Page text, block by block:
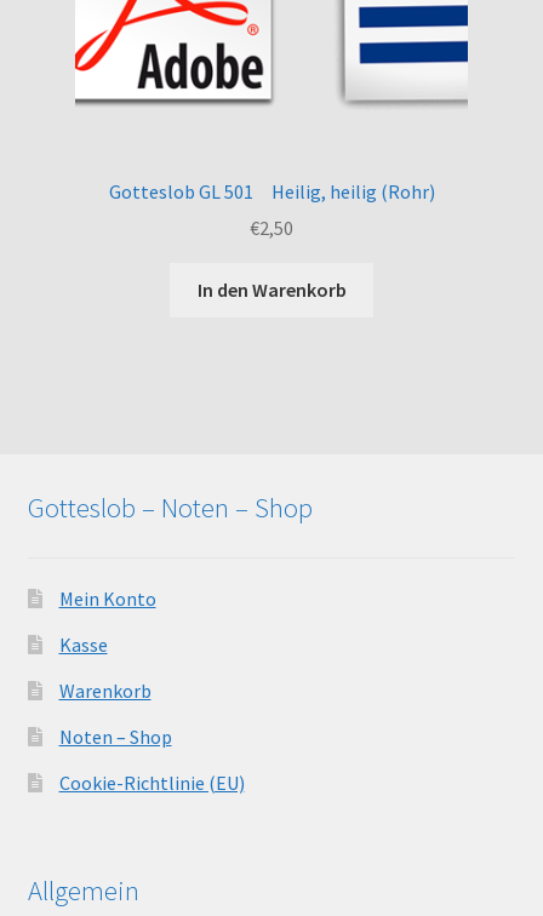
Gotteslob GL 501 Heilig, heilig (Rohr)
€2,50
In den Warenkorb
Gotteslob – Noten – Shop
Mein Konto
Kasse
Warenkorb
Noten – Shop
Cookie-Richtlinie (EU)
Allgemein